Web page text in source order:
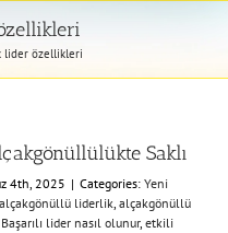
lider özellikleri
Saklı
4th, 2025 | Categories: Yeni
alçakgönüllü liderlik, alçakgönüllü
Başarılı lider nasıl olunur, etkili